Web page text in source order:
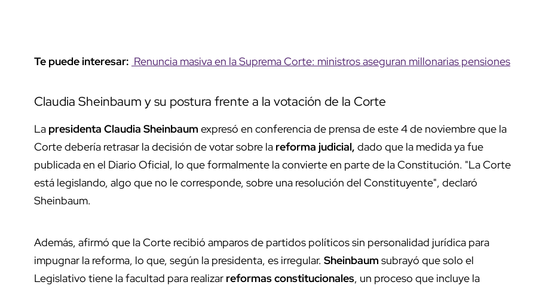
Te puede interesar: Renuncia masiva en la Suprema Corte: ministros aseguran millonarias pensiones
Claudia Sheinbaum y su postura frente a la votación de la Corte
La presidenta Claudia Sheinbaum expresó en conferencia de prensa de este 4 de noviembre que la
Corte debería retrasar la decisión de votar sobre la reforma judicial, dado que la medida ya fue
publicada en el Diario Oficial, lo que formalmente la convierte en parte de la Constitución. "La Corte
está legislando, algo que no le corresponde, sobre una resolución del Constituyente", declaró
Sheinbaum.
Además, afirmó que la Corte recibió amparos de partidos políticos sin personalidad jurídica para
impugnar la reforma, lo que, según la presidenta, es irregular. Sheinbaum subrayó que solo el
Legislativo tiene la facultad para realizar reformas constitucionales, un proceso que incluye la